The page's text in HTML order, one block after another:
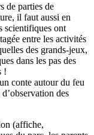
de parties de
il faut aussi en
scientifiques ont
entre les activités
des grands-jeux,
dans les pas des
!
conte autour du feu
des
(affiche,